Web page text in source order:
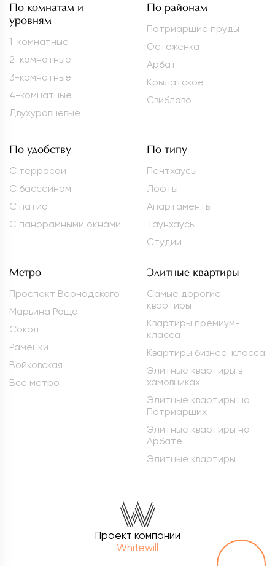
По комнатам и
уровням
1-комнатные
2-комнатные
3-комнатные
4-комнатные
Двухуровневые
По районам
Патриаршие пруды
Остоженка
Арбат
Крылатское
Свиблово
По удобству
С террасой
С бассейном
С патио
С панорамными окнами
По типу
Пентхаусы
Лофты
Апартаменты
Таунхаусы
Студии
Метро
Проспект Вернадского
Марьина Роща
Сокол
Раменки
Войковская
Все метро
Элитные квартиры
Самые дорогие
квартиры
Квартиры премиум-
класса
Квартиры бизнес-класса
Элитные квартиры в
хамовниках
Элитные квартиры на
Патриарших
Элитные квартиры на
Арбате
Элитные квартиры
Проект компании
Whitewill